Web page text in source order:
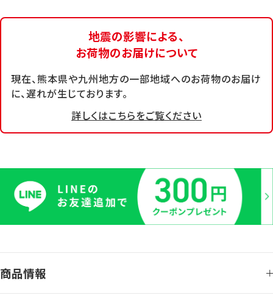
地震の影響による、
お荷物のお届けについて
現在、熊本県や九州地方の一部地域へのお荷物のお届け
に、遅れが生じております。
詳しくはこちらをご覧ください
商品情報